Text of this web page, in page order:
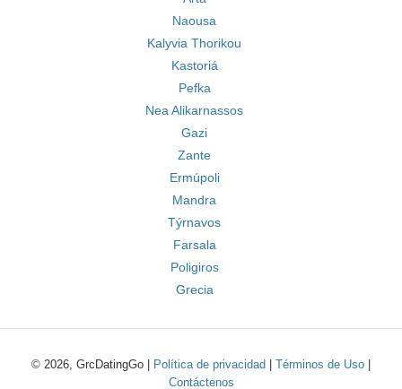
Naousa
Kalyvia Thorikou
Kastoriá
Pefka
Nea Alikarnassos
Gazi
Zante
Ermúpoli
Mandra
Týrnavos
Farsala
Poligiros
Grecia
© 2026, GrcDatingGo | Política de privacidad Términos de Uso
Contáctenos